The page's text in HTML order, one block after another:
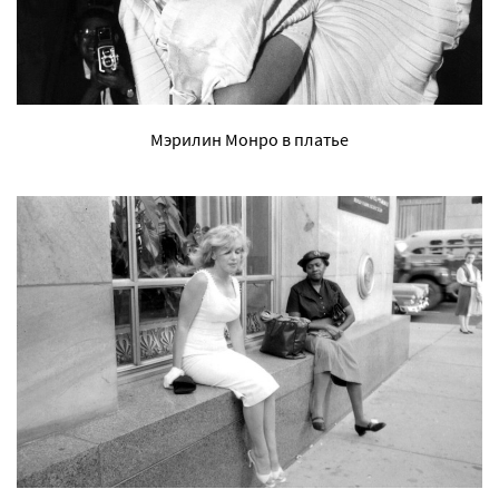
Мэрилин Монро в платье